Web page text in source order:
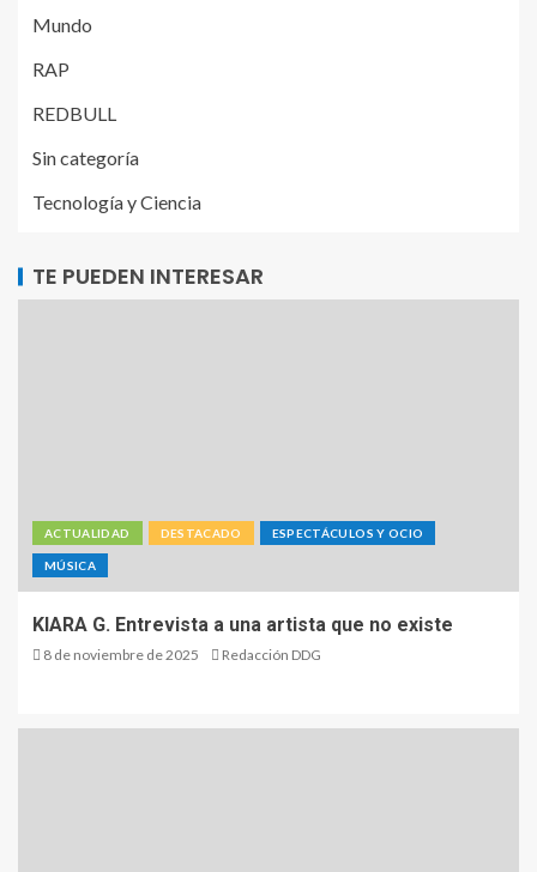
Mundo
RAP
REDBULL
Sin categoría
Tecnología y Ciencia
TE PUEDEN INTERESAR
ACTUALIDAD DESTACADO ESPECTÁCULOS Y OCIO
MÚSICA
KIARA G. Entrevista a una artista que no existe
8 de noviembre de 2025 Redacción DDG